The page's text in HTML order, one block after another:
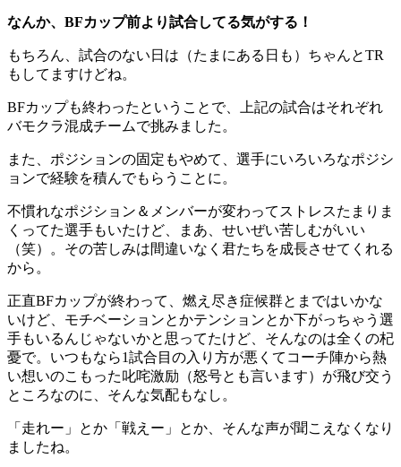
なんか、BFカップ前より試合してる気がする！
もちろん、試合のない日は（たまにある日も）ちゃんとTR
もしてますけどね。
BFカップも終わったということで、上記の試合はそれぞれ
バモクラ混成チームで挑みました。
また、ポジションの固定もやめて、選手にいろいろなポジシ
ョンで経験を積んでもらうことに。
不慣れなポジション＆メンバーが変わってストレスたまりま
くってた選手もいたけど、まあ、せいぜい苦しむがいい
（笑）。その苦しみは間違いなく君たちを成長させてくれる
から。
正直BFカップが終わって、燃え尽き症候群とまではいかな
いけど、モチベーションとかテンションとか下がっちゃう選
手もいるんじゃないかと思ってたけど、そんなのは全くの杞
憂で。いつもなら1試合目の入り方が悪くてコーチ陣から熱
い想いのこもった叱咤激励（怒号とも言います）が飛び交う
ところなのに、そんな気配もなし。
「走れー」とか「戦えー」とか、そんな声が聞こえなくなり
ましたね。